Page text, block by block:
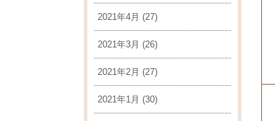
2021年4月 (27)
2021年3月 (26)
2021年2月 (27)
2021年1月 (30)